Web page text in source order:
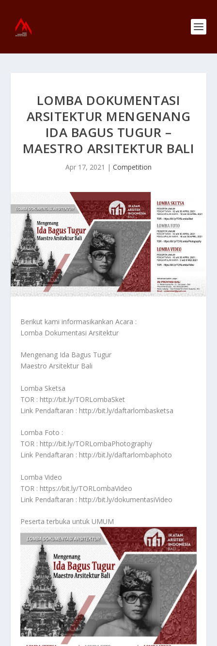
LOMBA DOKUMENTASI
ARSITEKTUR MENGENANG
IDA BAGUS TUGUR –
MAESTRO ARSITEKTUR BALI
Apr 17, 2021 | Competition
Berikut kami informasikankan Acara :
Lomba Dokumentasi Arsitektur
Mengenang Ida Bagus Tugur
Maestro Arsitektur Bali
Lomba Sketsa
TOR : http://bit.ly/TORLombaSket
Link Pendaftaran : http://bit.ly/daftarlombasketsa
Lomba Foto :
TOR : http://bit.ly/TORLombaPhotography
Link Pendaftaran : http://bit.ly/daftarlombaphoto
Lomba Video
TOR : https://bit.ly/TORLombaVideo
Link Pendaftaran : http://bit.ly/dokumentasiVideo
Peserta terbuka untuk UMUM